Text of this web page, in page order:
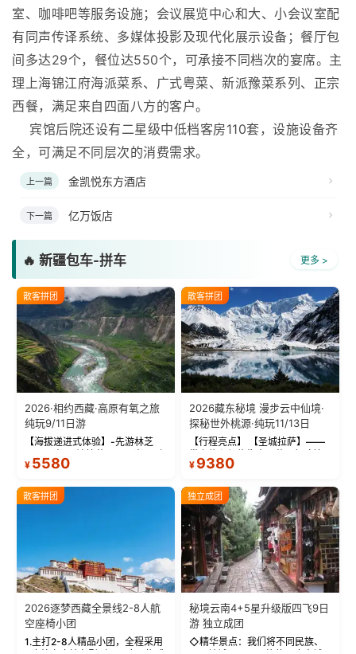
室、咖啡吧等服务设施；会议展览中心和大、小会议室配
有同声传译系统、多媒体投影及现代化展示设备；餐厅包
间多达29个，餐位达550个，可承接不同档次的宴席。主
理上海锦江府海派菜系、广式粤菜、新派豫菜系列、正宗
西餐，满足来自四面八方的客户。
宾馆后院还设有二星级中低档客房110套，设施设备齐
全，可满足不同层次的消费需求。
上一篇 金凯悦东方酒店
下一篇 亿万饭店
🔥 新疆包车-拼车 更多 >
散客拼团
2026·相约西藏·高原有氧之旅
纯玩9/11日游
【海拔递进式体验】-先游林芝
(2900米)再访拉萨(3650米)，亲
测 99%游客零高反 。 【贴心保
反根本不是事儿 ！ 【无人机航
拍】-雪山/圣湖/...
¥ 5580
散客拼团
2026藏东秘境 漫步云中仙境·
探秘世外桃源·纯玩11/13日
【行程亮点】 【圣城拉萨】——
带上信心与信仰去西藏，行吟拉
萨，感受这座城与生俱来的与众
城堡寺院于一体的宏伟建筑，是
西藏最完整的古代...
¥ 9380
散客拼团
2026逐梦西藏全景线2-8人航
空座椅小团
1.主打2-8人精品小团，全程采用
独立成团
秘境云南4+5星升级版四飞9日
游 独立成团
◇精华景点：我们将不同民族、